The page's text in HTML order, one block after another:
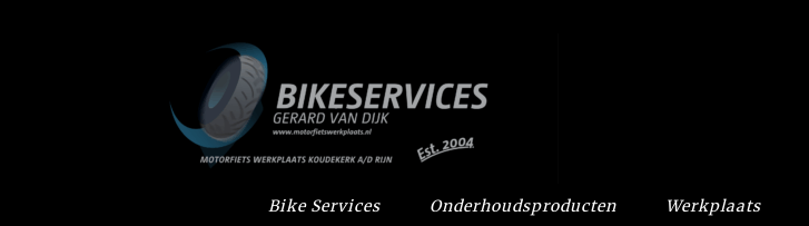
Bike Services Onderhoudsproducten Werkplaats